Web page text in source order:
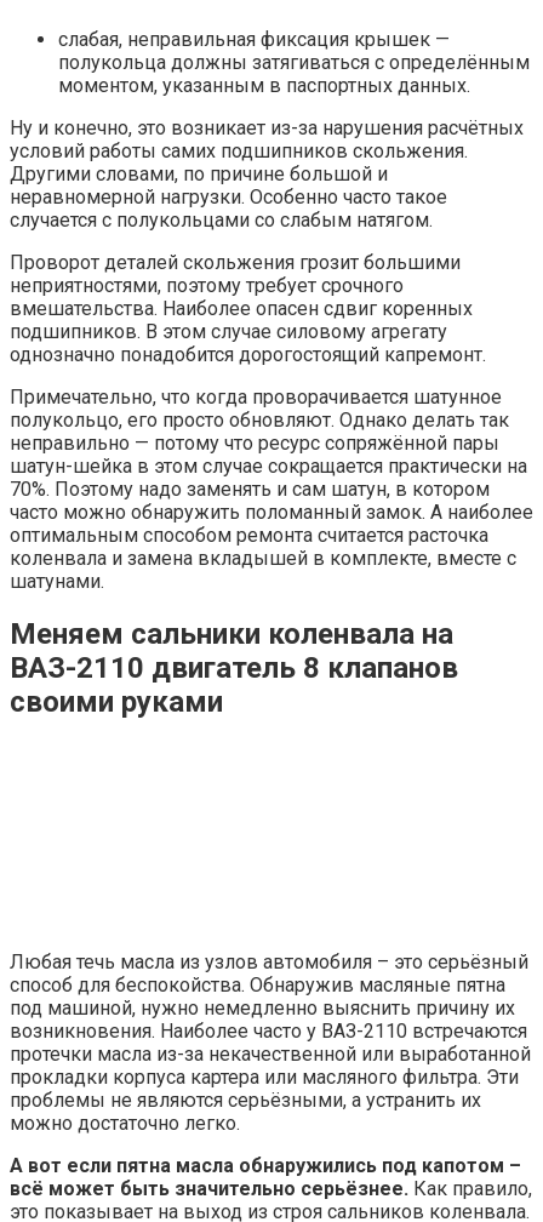
слабая, неправильная фиксация крышек —
полукольца должны затягиваться с определённым
моментом, указанным в паспортных данных.
Ну и конечно, это возникает из-за нарушения расчётных
условий работы самих подшипников скольжения.
Другими словами, по причине большой и
неравномерной нагрузки. Особенно часто такое
случается с полукольцами со слабым натягом.
Проворот деталей скольжения грозит большими
неприятностями, поэтому требует срочного
вмешательства. Наиболее опасен сдвиг коренных
подшипников. В этом случае силовому агрегату
однозначно понадобится дорогостоящий капремонт.
Примечательно, что когда проворачивается шатунное
полукольцо, его просто обновляют. Однако делать так
неправильно — потому что ресурс сопряжённой пары
шатун-шейка в этом случае сокращается практически на
70%. Поэтому надо заменять и сам шатун, в котором
часто можно обнаружить поломанный замок. А наиболее
оптимальным способом ремонта считается расточка
коленвала и замена вкладышей в комплекте, вместе с
шатунами.
Меняем сальники коленвала на
ВАЗ-2110 двигатель 8 клапанов
своими руками
Любая течь масла из узлов автомобиля – это серьёзный
способ для беспокойства. Обнаружив масляные пятна
под машиной, нужно немедленно выяснить причину их
возникновения. Наиболее часто у ВАЗ-2110 встречаются
протечки масла из-за некачественной или выработанной
прокладки корпуса картера или масляного фильтра. Эти
проблемы не являются серьёзными, а устранить их
можно достаточно легко.
А вот если пятна масла обнаружились под капотом –
всё может быть значительно серьёзнее. Как правило,
это показывает на выход из строя сальников коленвала.